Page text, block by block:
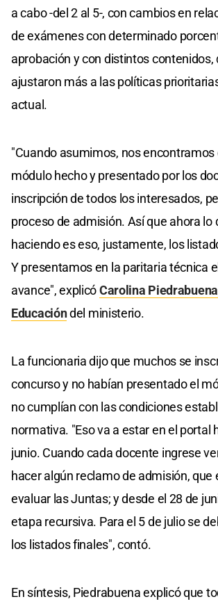
a cabo -del 2 al 5-, con cambios en
de exámenes con determinado
aprobación y con distintos contenidos,
ajustaron más a las políticas
actual.
"Cuando asumimos, nos encontramos
módulo hecho y presentado por los
inscripción de todos los interesados,
proceso de admisión. Así que ahora lo
haciendo es eso, justamente, los
Y presentamos en la paritaria técnica
avance", explicóCarolina
Educacióndel ministerio.
La funcionaria dijo que muchos se
concurso y no habían presentado el
no cumplían con las condiciones
normativa. "Eso va a estar en el portal
junio. Cuando cada docente ingrese
hacer algún reclamo de admisión, que
evaluar las Juntas; y desde el 28 de
etapa recursiva. Para el 5 de julio se
los listados finales", contó.
En síntesis, Piedrabuena explicó que